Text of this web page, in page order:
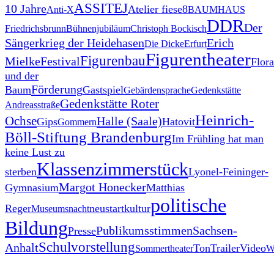
10 JahreAnti-XASSITEJAtelier fiese8BAUMHAUS
FriedrichsbrunnBühnenjubiläumChristoph BockischDDRDer
Sängerkrieg der HeidehasenDie DickeErfurtErich
MielkeFestivalFigurenbauFigurentheaterFlora
und der
BaumFörderungGastspielGebärdenspracheGedenkstätte
AndreasstraßeGedenkstätte Roter
OchseGipsGommernHalle (Saale)HatovitHeinrich-
Böll-Stiftung BrandenburgIm Frühling hat man
keine Lust zu
sterbenKlassenzimmerstückLyonel-Feininger-
GymnasiumMargot HoneckerMatthias
RegerMuseumsnachtneustartkulturpolitische
BildungPressePublikumsstimmenSachsen-
AnhaltSchulvorstellungSommertheaterTonTrailerVideo